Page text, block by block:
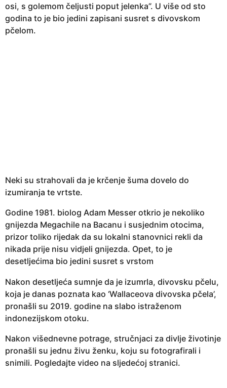
osi, s golemom čeljusti poput jelenka”. U više od sto
godina to je bio jedini zapisani susret s divovskom
pčelom.
Neki su strahovali da je krčenje šuma dovelo do
izumiranja te vrtste.
Godine 1981. biolog Adam Messer otkrio je nekoliko
gnijezda Megachile na Bacanu i susjednim otocima,
prizor toliko rijedak da su lokalni stanovnici rekli da
nikada prije nisu vidjeli gnijezda. Opet, to je
desetljećima bio jedini susret s vrstom
Nakon desetljeća sumnje da je izumrla, divovsku pčelu,
koja je danas poznata kao ‘Wallaceova divovska pčela’,
pronašli su 2019. godine na slabo istraženom
indonezijskom otoku.
Nakon višednevne potrage, stručnjaci za divlje životinje
pronašli su jednu živu ženku, koju su fotografirali i
snimili. Pogledajte video na sljedećoj stranici.